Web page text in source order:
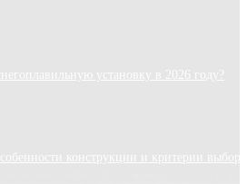
установку в 2026 году?
конструкции и критерии выбора